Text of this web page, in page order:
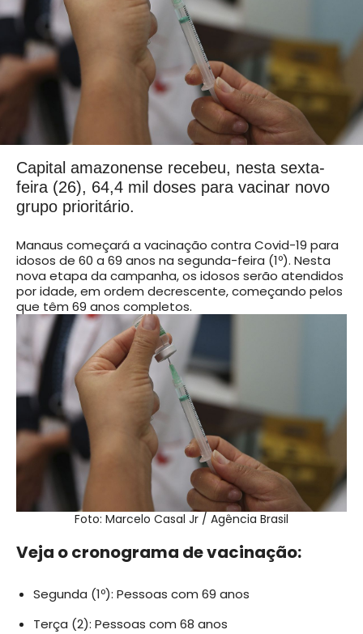
Capital amazonense recebeu, nesta sexta-
feira (26), 64,4 mil doses para vacinar novo
grupo prioritário.
Manaus começará a vacinação contra Covid-19 para
idosos de 60 a 69 anos na segunda-feira (1º). Nesta
nova etapa da campanha, os idosos serão atendidos
por idade, em ordem decrescente, começando pelos
que têm 69 anos completos.
Foto: Marcelo Casal Jr / Agência Brasil
Veja o cronograma de vacinação:
Segunda (1º): Pessoas com 69 anos
Terça (2): Pessoas com 68 anos